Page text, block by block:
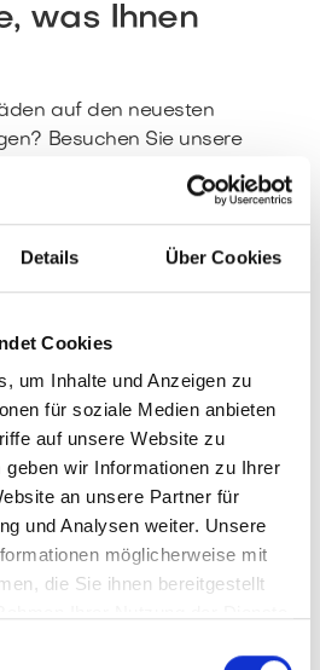
Details Über Cookies
Cookies
um Inhalte und Anzeigen zu
für soziale Medien anbieten
auf unsere Website zu
wir Informationen zu Ihrer
an unsere Partner für
und Analysen weiter. Unsere
möglicherweise mit
die Sie ihnen bereitgestellt
was Ihnen
auf den neuesten
Besuchen Sie unsere
bei Ihnen vor Ort.
und Türen auf Schwachstellen
Sicherheitslösung.
Affa
und Inhaber: Marco Affa
Praxis mit modernem
für Ihr Zuhause.